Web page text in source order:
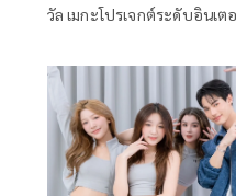
วัล เมกะโปรเจกต์ระดับอินเตอ
โลกมาร่วมแข่งขันแสดงศักย
แนลเกิร์ลกรุ๊ปแรกของประเท